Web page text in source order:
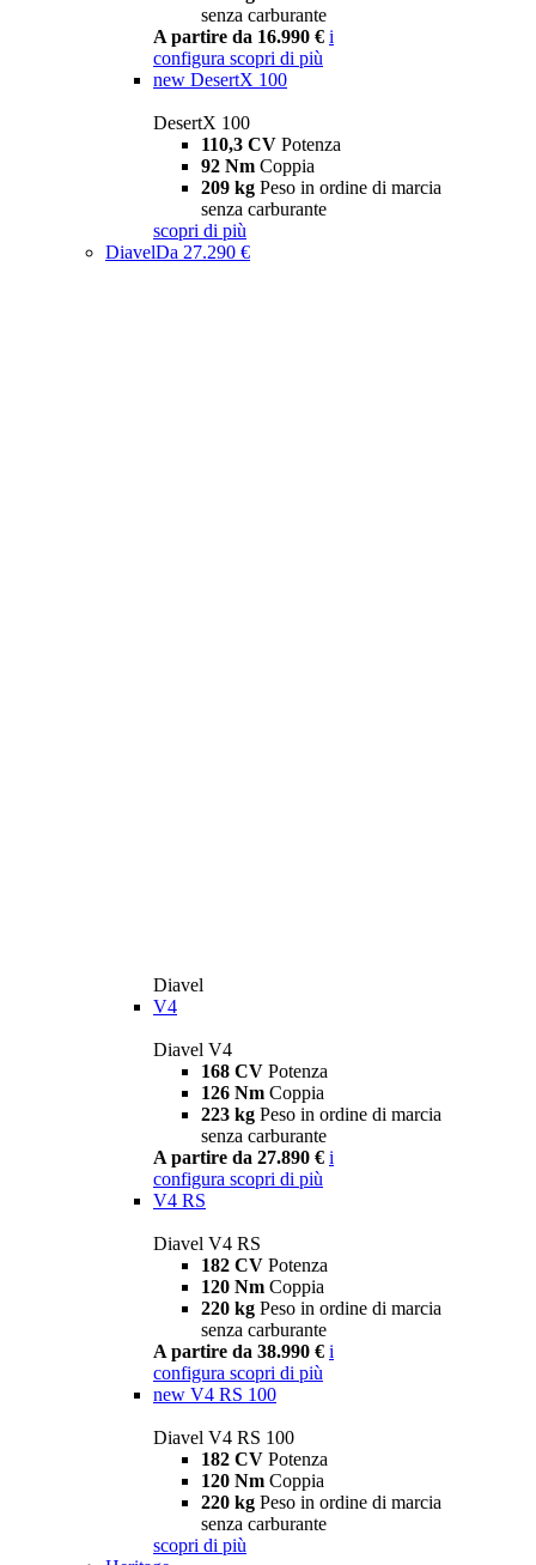
senza carburante
A partire da 16.990 € i
configura scopri di più
new DesertX 100
DesertX 100
110,3 CV Potenza
92 Nm Coppia
209 kg Peso in ordine di marcia
senza carburante
scopri di più
DiavelDa 27.290 €
Diavel
V4
Diavel V4
168 CV Potenza
126 Nm Coppia
223 kg Peso in ordine di marcia
senza carburante
A partire da 27.890 € i
configura scopri di più
V4 RS
Diavel V4 RS
182 CV Potenza
120 Nm Coppia
220 kg Peso in ordine di marcia
senza carburante
A partire da 38.990 € i
configura scopri di più
new V4 RS 100
Diavel V4 RS 100
182 CV Potenza
120 Nm Coppia
220 kg Peso in ordine di marcia
senza carburante
scopri di più